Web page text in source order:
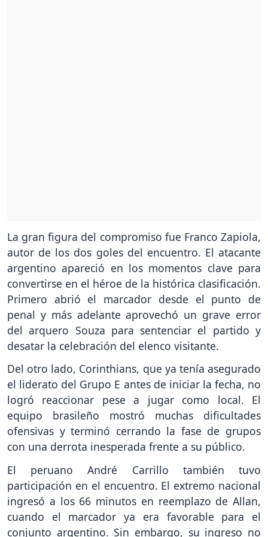
La gran figura del compromiso fue Franco Zapiola,
autor de los dos goles del encuentro. El atacante
argentino apareció en los momentos clave para
convertirse en el héroe de la histórica clasificación.
Primero abrió el marcador desde el punto de
penal y más adelante aprovechó un grave error
del arquero Souza para sentenciar el partido y
desatar la celebración del elenco visitante.
Del otro lado, Corinthians, que ya tenía asegurado
el liderato del Grupo E antes de iniciar la fecha, no
logró reaccionar pese a jugar como local. El
equipo brasileño mostró muchas dificultades
ofensivas y terminó cerrando la fase de grupos
con una derrota inesperada frente a su público.
El peruano André Carrillo también tuvo
participación en el encuentro. El extremo nacional
ingresó a los 66 minutos en reemplazo de Allan,
cuando el marcador ya era favorable para el
conjunto argentino. Sin embargo, su ingreso no